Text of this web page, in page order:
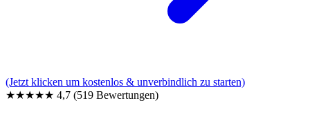
(Jetzt klicken um kostenlos & unverbindlich zu starten)
★★★★★ 4,7 (519 Bewertungen)